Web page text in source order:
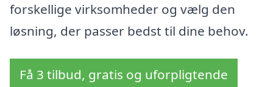
forskellige virksomheder og vælg den
løsning, der passer bedst til dine behov.
Få 3 tilbud, gratis og uforpligtende